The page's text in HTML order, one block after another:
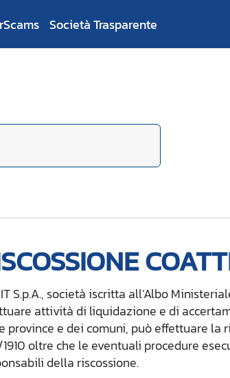
Società Trasparente
S.p.A., società iscritta all’Albo
attività di liquidazione e di
province e dei comuni, può effettuare la
oltre che le eventuali procedure
della riscossione.